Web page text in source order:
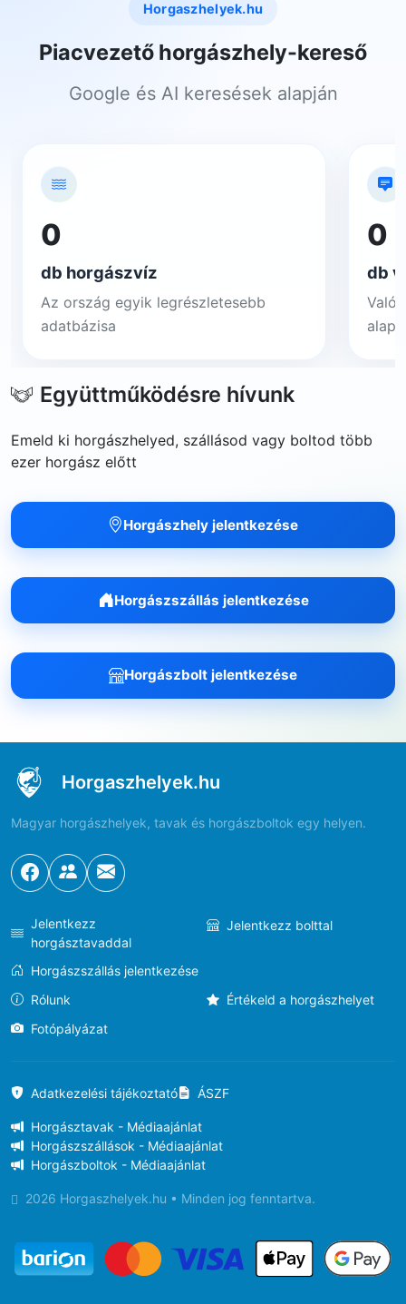
Horgaszhelyek.hu
Piacvezető horgászhely-kereső
Google és AI keresések alapján
0
db horgászvíz
Az ország egyik legrészletesebb
adatbázisa
0
db
Együttműködésre hívunk
Emeld ki horgászhelyed, szállásod vagy boltod több
ezer horgász előtt
Horgászhely jelentkezése
Horgászszállás jelentkezése
Horgászbolt jelentkezése
Horgaszhelyek.hu
Magyar horgászhelyek, tavak és horgászboltok egy helyen.
Jelentkezz
horgásztavaddal
Jelentkezz bolttal
Horgászszállás jelentkezése
Rólunk
Értékeld a horgászhelyet
Fotópályázat
Adatkezelési tájékoztató ÁSZF
Horgásztavak - Médiaajánlat
Horgászszállások - Médiaajánlat
Horgászboltok - Médiaajánlat
2026 Horgaszhelyek.hu • Minden jog fenntartva.